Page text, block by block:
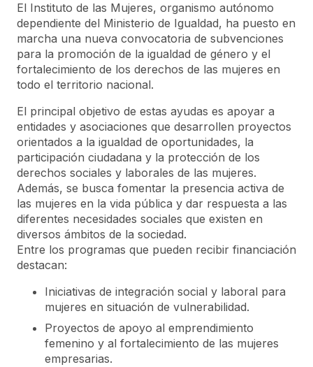
El Instituto de las Mujeres, organismo autónomo
dependiente del Ministerio de Igualdad, ha puesto en
marcha una nueva convocatoria de subvenciones
para la promoción de la igualdad de género y el
fortalecimiento de los derechos de las mujeres en
todo el territorio nacional.
El principal objetivo de estas ayudas es apoyar a
entidades y asociaciones que desarrollen proyectos
orientados a la igualdad de oportunidades, la
participación ciudadana y la protección de los
derechos sociales y laborales de las mujeres.
Además, se busca fomentar la presencia activa de
las mujeres en la vida pública y dar respuesta a las
diferentes necesidades sociales que existen en
diversos ámbitos de la sociedad.
Entre los programas que pueden recibir financiación
destacan:
Iniciativas de integración social y laboral para
mujeres en situación de vulnerabilidad.
Proyectos de apoyo al emprendimiento
femenino y al fortalecimiento de las mujeres
empresarias.